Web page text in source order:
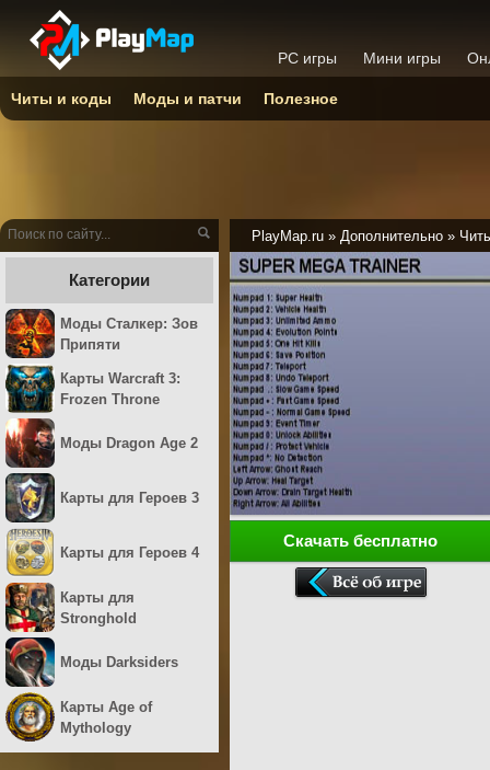
PlayMap.ru » Дополнительно »
Скачать бесплатно
Категории
Моды Сталкер: Зов
Припяти
Карты Warcraft 3:
Frozen Throne
Моды Dragon Age 2
Карты для Героев 3
Карты для Героев 4
Карты для
Stronghold
Моды Darksiders
Карты Age of
Mythology
PC игры Мини игры
Читы и коды Моды и патчи Полезное